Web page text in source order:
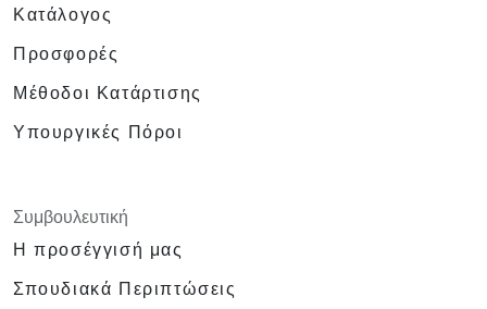
Κατάλογος
Προσφορές
Μέθοδοι Κατάρτισης
Υπουργικές Πόροι
Συμβουλευτική
Η προσέγγισή μας
Σπουδιακά Περιπτώσεις